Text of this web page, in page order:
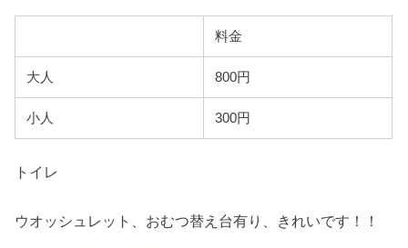
料金
大人 800円
小人 300円
トイレ
ウオッシュレット、おむつ替え台有り、きれいです！！